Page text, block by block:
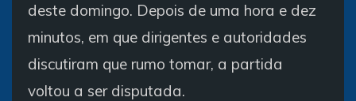
deste domingo. Depois de uma hora e dez
minutos, em que dirigentes e autoridades
discutiram que rumo tomar, a partida
voltou a ser disputada.